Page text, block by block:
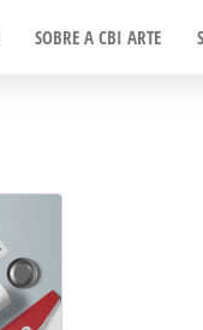
SOBRE A CBI ARTE